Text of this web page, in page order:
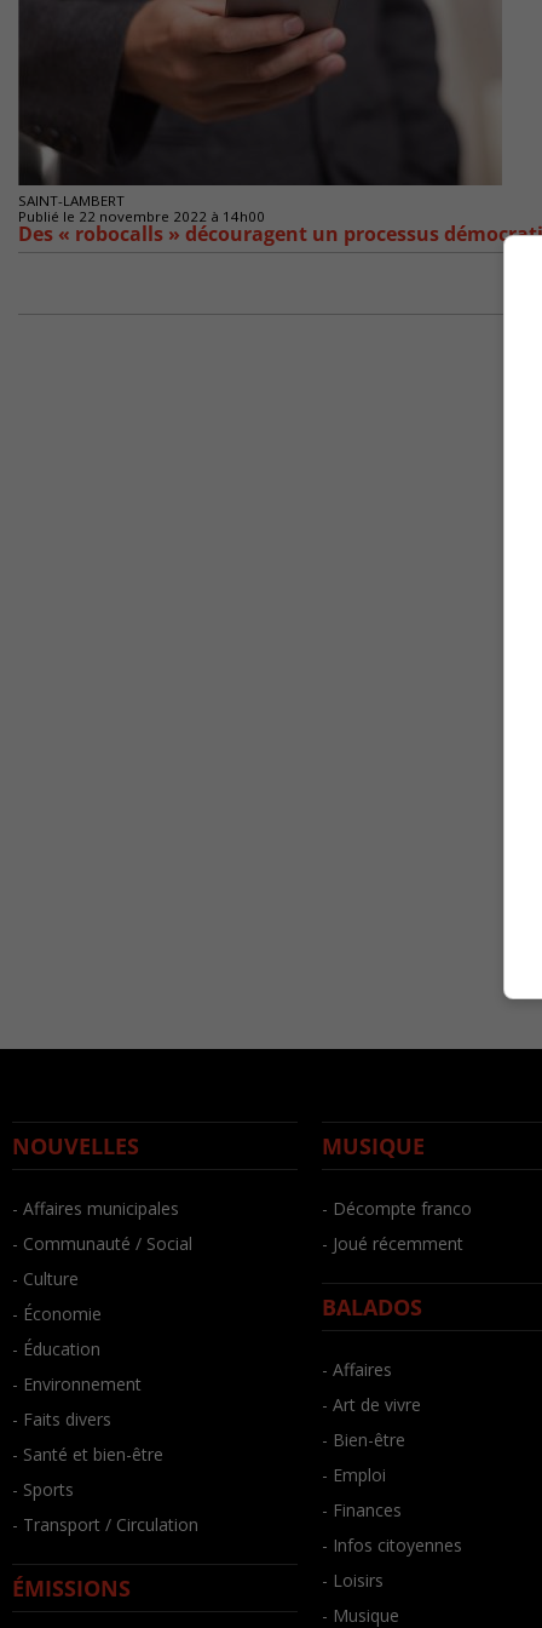
SAINT-LAMBERT
Publié le 22 novembre 2022 à 14h00
Des « robocalls » découragent un processus
NOUVELLES
- Affaires municipales
- Communauté / Social
- Culture
- Économie
- Éducation
- Environnement
- Faits divers
- Santé et bien-être
- Sports
- Transport / Circulation
ÉMISSIONS
MUSIQUE
- Décompte franco
- Joué récemment
BALADOS
- Affaires
- Art de vivre
- Bien-être
- Emploi
- Finances
- Infos citoyennes
- Loisirs
- Musique